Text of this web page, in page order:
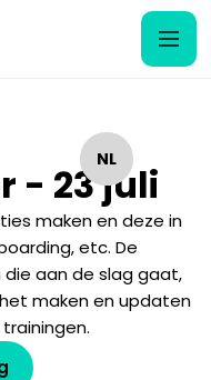
NL
EN
NL
EN
- 23 juli
maken en deze in
etc. De
die aan de slag gaat,
maken en updaten